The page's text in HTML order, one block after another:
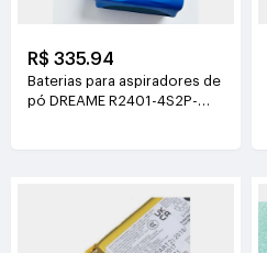
R$ 335.94
Baterias para aspiradores de
pó DREAME R2401-4S2P-